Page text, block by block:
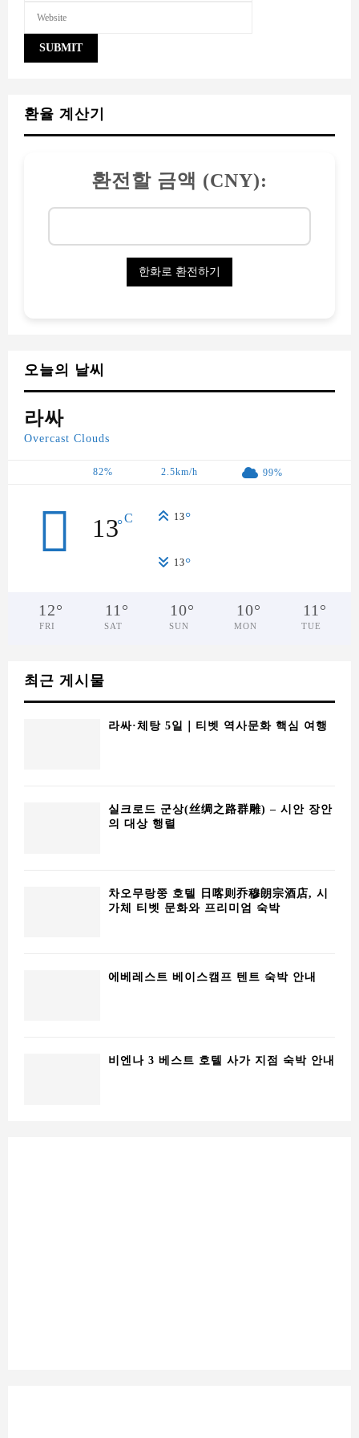
환율 계산기
환전할 금액 (CNY):
오늘의 날씨
라싸
Overcast Clouds
82% 2.5km/h 99%
13°C 13°
13°
12°
FRI
11 °
SAT
10°
SUN
10°
MON
11 °
TUE
최근 게시물
라싸·체탕 5일｜티벳 역사문화 핵심 여행
실크로드 군상(丝绸之路群雕) – 시안 장안
의 대상 행렬
차오무랑쭝 호텔 日喀则乔穆朗宗酒店, 시
가체 티벳 문화와 프리미엄 숙박
에베레스트 베이스캠프 텐트 숙박 안내
비엔나 3 베스트 호텔 사가 지점 숙박 안내